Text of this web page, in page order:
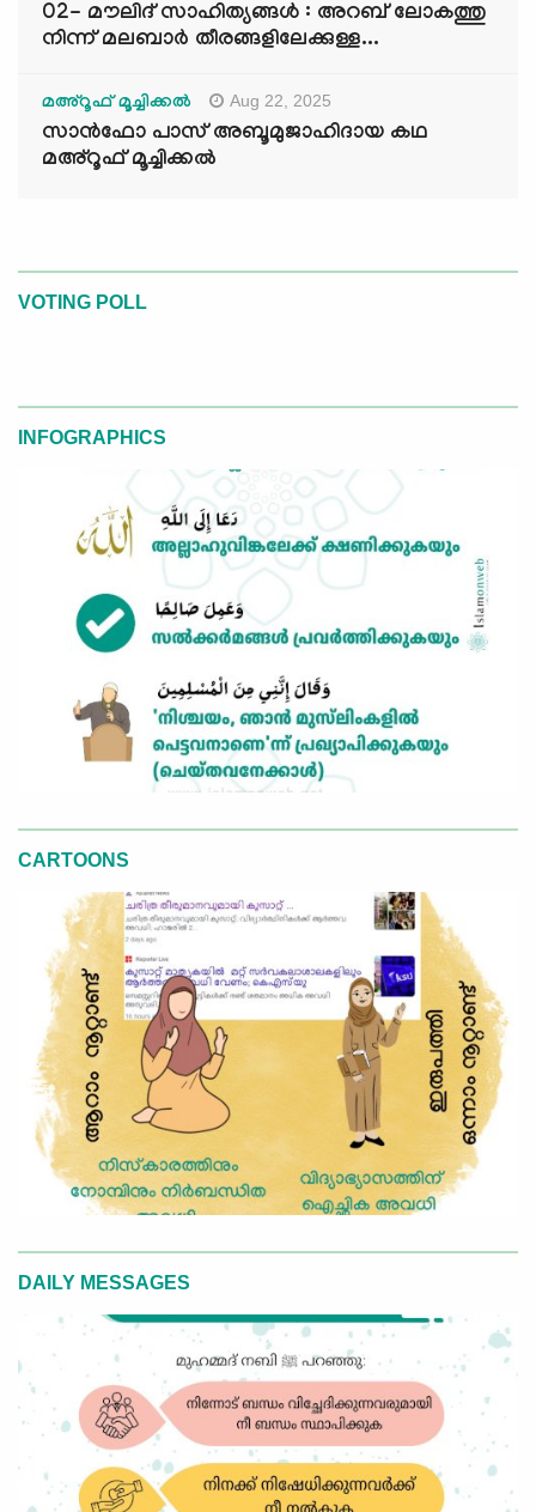
02- മൗലിദ് സാഹിത്യങ്ങൾ : അറബ് ലോകത്തു
നിന്ന് മലബാർ തീരങ്ങളിലേക്കുള്ള...
മഅ്റൂഫ് മൂച്ചിക്കല്‍ Aug 22, 2025
സാൻഫോ പാസ് അബൂമുജാഹിദായ കഥ
മഅ്റൂഫ് മൂച്ചിക്കല്‍
VOTING POLL
INFOGRAPHICS
CARTOONS
DAILY MESSAGES